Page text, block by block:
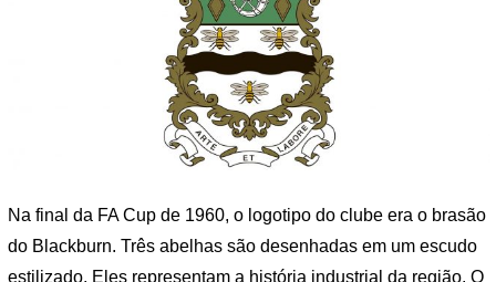
Na final da FA Cup de 1960, o logotipo do clube era o brasão
do Blackburn. Três abelhas são desenhadas em um escudo
estilizado. Eles representam a história industrial da região. O